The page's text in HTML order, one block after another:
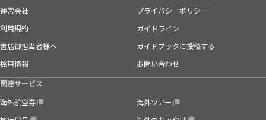
運営会社
プライバシーポリシー
利用規約
ガイドライン
書店御担当者様へ
ガイドブックに投稿する
採用情報
お問い合わせ
関連サービス
海外航空券
海外ツアー